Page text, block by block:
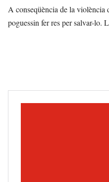
A conseqüència de la violència
poguessin fer res per salvar-lo.